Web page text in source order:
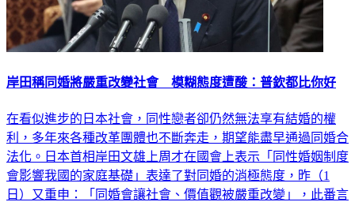
岸田稱同婚將嚴重改變社會 模糊態度遭酸：普欽都比你好
在看似進步的日本社會，同性戀者卻仍然無法享有結婚的權
利，多年來各種改革團體也不斷奔走，期望能盡早通過同婚合
法化。日本首相岸田文雄上周才在國會上表示「同性婚姻制度
會影響我國的家庭基礎」表達了對同婚的消極態度，昨（1
日）又重申：「同婚會讓社會、價值觀被嚴重改變」，此番言